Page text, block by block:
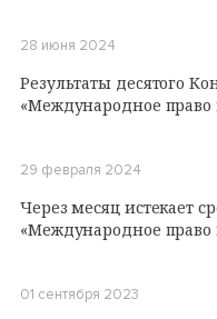
28 июня 2024
Результаты деcятого
«Международное право
29 февраля 2024
Через месяц истекает
«Международное право
01 сентября 2023